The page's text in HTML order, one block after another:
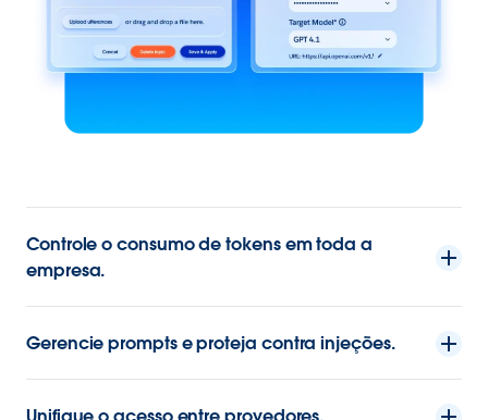
Controle o consumo de tokens em toda a
empresa.
Gerencie prompts e proteja contra injeções.